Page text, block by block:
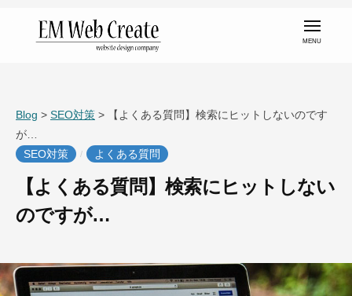
市
ホ
ー
ム
ペ
ジ
制
メ
ニ
Blog > SEO対策 >
【よくある質問】検索にヒットしないのです
が…
SEO対策
/ よくある質問
【よくある質問】検索にヒットしない
のですが…
0
2
y
e